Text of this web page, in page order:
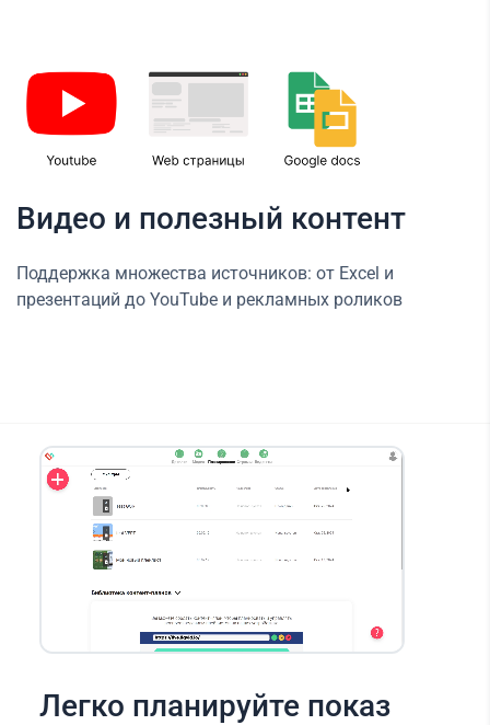
Видео и полезный контент
Поддержка множества источников: от Excel и
презентаций до YouTube и рекламных роликов
Легко планируйте показ